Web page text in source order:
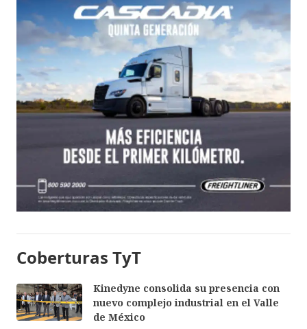
Coberturas TyT
Kinedyne consolida su presencia con
nuevo complejo industrial en el Valle
de México